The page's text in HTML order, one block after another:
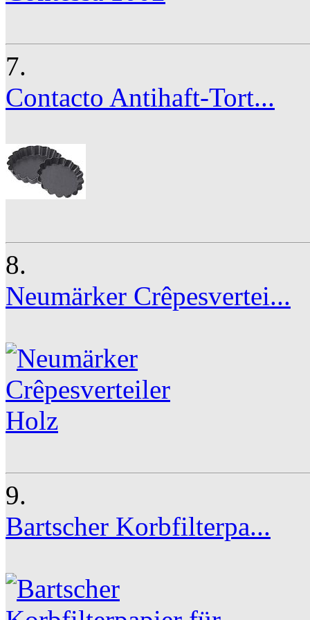
7.
Contacto Antihaft-Tort...
8.
Neumärker Crêpesvertei...
9.
Bartscher Korbfilterpa...